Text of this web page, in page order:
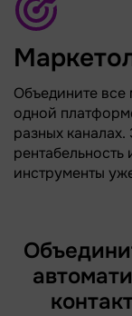
Объедините все
одной
разных
инструменты